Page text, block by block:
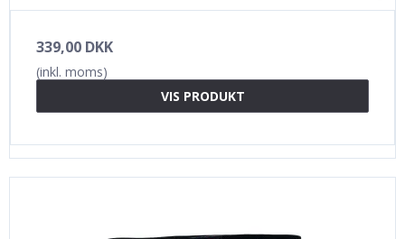
339,00 DKK
(inkl. moms)
VIS PRODUKT